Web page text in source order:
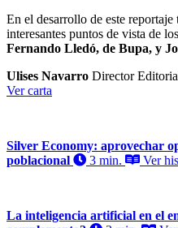
En el desarrollo de este
interesantes puntos de vista de
Fernando Lledó, de Bupa, y
Ulises Navarro Director
Ver carta
Silver Economy: aprovechar
poblacional
3 min. Ver
La inteligencia artificial en el